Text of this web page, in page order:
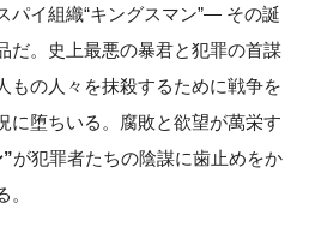
パイ組織“キングスマン”― その誕
だ。史上最悪の暴君と犯罪の首謀
もの人々を抹殺するために戦争を
に堕ちいる。腐敗と欲望が萬栄す
が犯罪者たちの陰謀に歯止めをか